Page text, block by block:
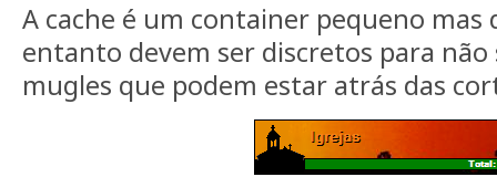
A cache é um container pequeno mas
entanto devem ser discretos para não
mugles que podem estar atrás das